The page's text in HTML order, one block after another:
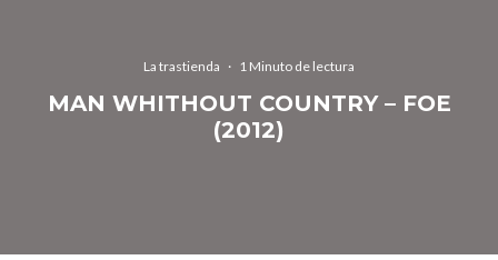
La trastienda · 1 Minuto de lectura
MAN WHITHOUT COUNTRY – FOE
(2012)